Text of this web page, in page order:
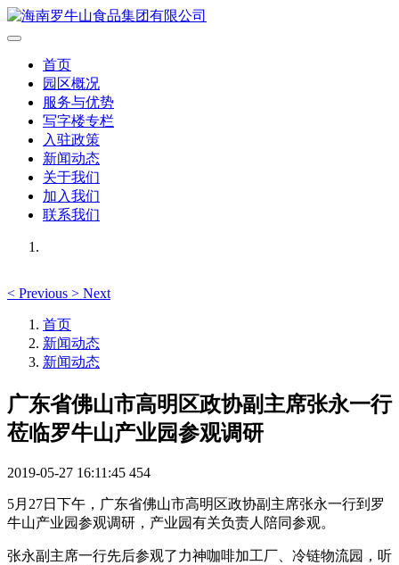
首页
园区概况
服务与优势
写字楼专栏
入驻政策
新闻动态
关于我们
加入我们
联系我们
< Previous > Next
首页
新闻动态
新闻动态
广东省佛山市高明区政协副主席张永一行
莅临罗牛山产业园参观调研
2019-05-27 16:11:45 454
5月27日下午，广东省佛山市高明区政协副主席张永一行到罗
牛山产业园参观调研，产业园有关负责人陪同参观。
张永副主席一行先后参观了力神咖啡加工厂、冷链物流园，听